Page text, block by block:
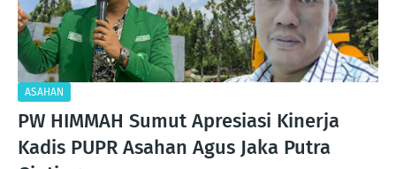
ASAHAN
PW HIMMAH Sumut Apresiasi Kinerja
Kadis PUPR Asahan Agus Jaka Putra